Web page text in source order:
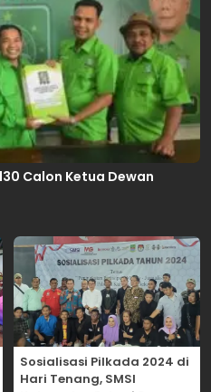
Calon Ketua Dewan
Sosialisasi Pilkada 2024 di
Hari Tenang, SMSI